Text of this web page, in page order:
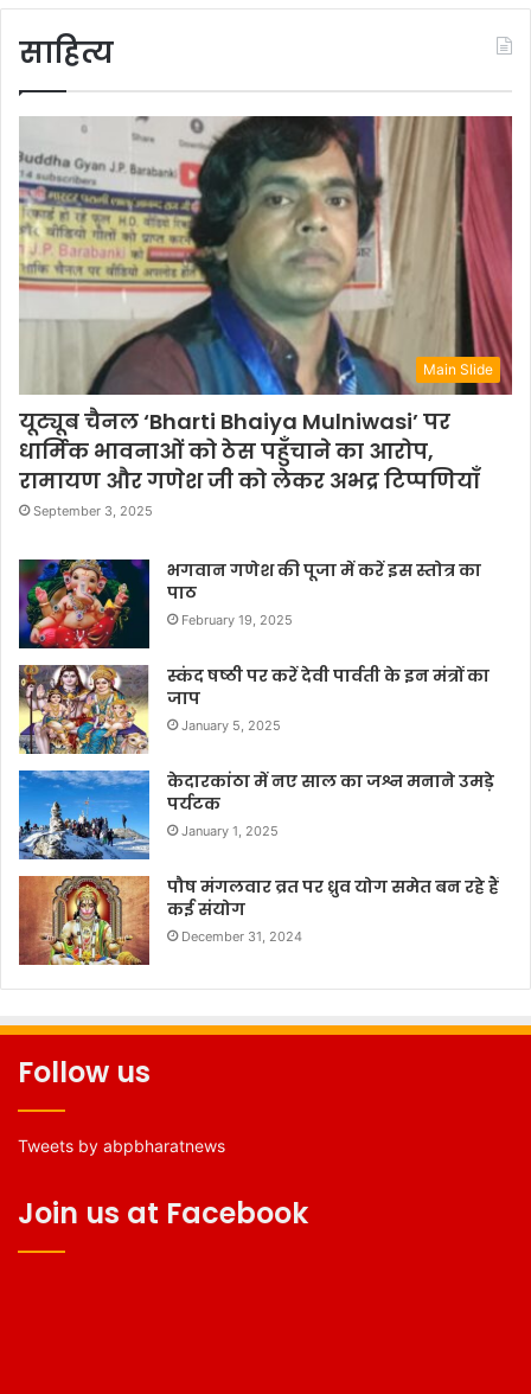
साहित्य
Main Slide
यूट्यूब चैनल ‘Bharti Bhaiya Mulniwasi’ पर
धार्मिक भावनाओं को ठेस पहुँचाने का आरोप,
रामायण और गणेश जी को लेकर अभद्र टिप्पणियाँ
September 3, 2025
भगवान गणेश की पूजा में करें इस स्तोत्र का
पाठ
February 19, 2025
स्कंद षष्ठी पर करें देवी पार्वती के इन मंत्रों का
जाप
January 5, 2025
केदारकांठा में नए साल का जश्न मनाने उमड़े
पर्यटक
January 1, 2025
पौष मंगलवार व्रत पर ध्रुव योग समेत बन रहे हैं
कई संयोग
December 31, 2024
Follow us
Tweets by abpbharatnews
Join us at Facebook